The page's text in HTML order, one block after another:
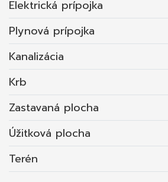
kúpeľňa; - ubytovňa má
prístavby 90m2; SIETE, KÚRENIE, ODPAD: -
dom s prístavbou sú
vodovod, kanalizácia; -
vodu zo studne; -
plynový kotol a už
radiátormi; - ohrev
elektrického 40L bojlera; KONŠTRUKCIA: - dom
bol postavený z kvádrov; -
Elektrická prípojka
Plynová prípojka
Kanalizácia
Krb
Zastavaná plocha
Úžitková plocha
Terén